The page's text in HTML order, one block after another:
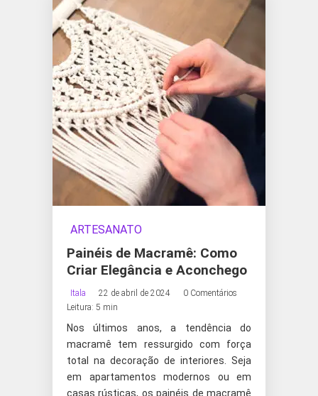
ARTESANATO
Painéis de Macramê: Como
Criar Elegância e Aconchego
Itala 22 de abril de 2024
0 Comentários
Leitura: 5 min
Nos últimos anos, a tendência do
macramê tem ressurgido com força
total na decoração de interiores. Seja
em apartamentos modernos ou em
casas rústicas, os painéis de macramê